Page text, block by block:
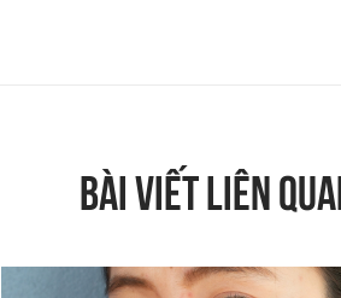
BÀI VIẾT LIÊN